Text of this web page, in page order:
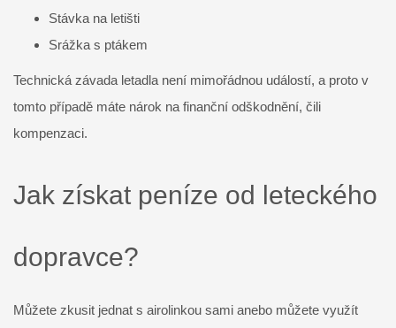
Stávka na letišti
Srážka s ptákem
Technická závada letadla není mimořádnou událostí, a proto v
tomto případě máte nárok na finanční odškodnění, čili
kompenzaci.
Jak získat peníze od leteckého
dopravce?
Můžete zkusit jednat s airolinkou sami anebo můžete využít